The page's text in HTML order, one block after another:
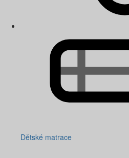
Dětské matrace